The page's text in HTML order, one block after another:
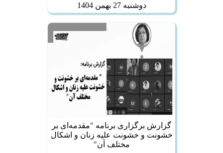
دوشنبه 27 بهمن 1404
گزارش برگزاری برنامه "مقدمه‌ای بر
خشونت و خشونت علیه زنان و اشکال
مختلف آن"